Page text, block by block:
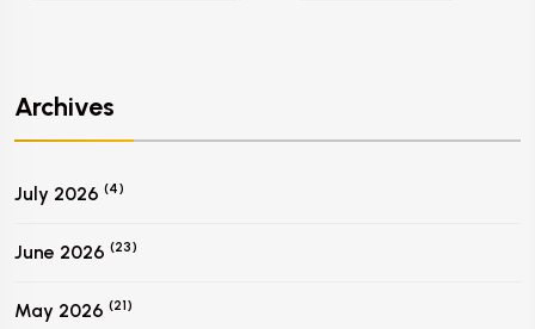
Archives
July 2026 (4)
June 2026 (23)
May 2026 (21)